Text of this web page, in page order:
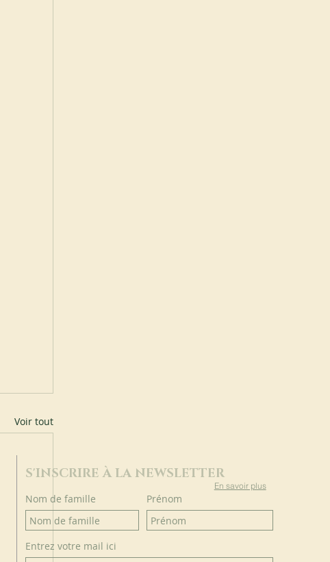
Voir tout
S'INSCRIRE À LA NEWSLETTER
En savoir plus
Nom de famille Prénom
Entrez votre mail ici